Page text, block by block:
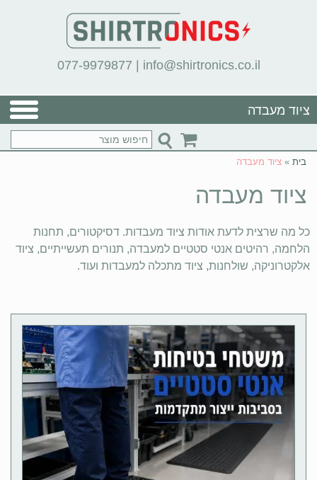
077-9979877 | info@shirtronics.co.il
ציוד מעבדה
בית » ציוד מעבדה
ציוד מעבדה
כל מה שרצית לדעת אודות ציוד מעבדות. דסיקטורים, תחנות
הלחמה, רהיטים אנטי סטטיים למעבדה, תנורים תעשייתיים, ציוד
אלקטרוניקה, שולחנות, ציוד מתכלה למעבדות ועוד.